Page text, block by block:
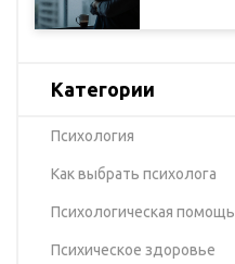
Категории
Психология
Как выбрать психолога
Психологическая помощь
Психическое здоровье